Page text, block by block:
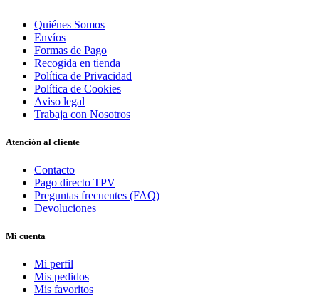
Quiénes Somos
Envíos
Formas de Pago
Recogida en tienda
Política de Privacidad
Política de Cookies
Aviso legal
Trabaja con Nosotros
Atención al cliente
Contacto
Pago directo TPV
Preguntas frecuentes (FAQ)
Devoluciones
Mi cuenta
Mi perfil
Mis pedidos
Mis favoritos